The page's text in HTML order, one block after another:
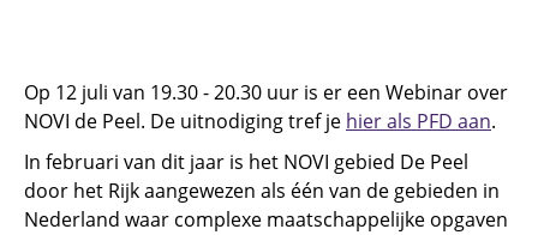
Op 12 juli van 19.30 - 20.30 uur is er een Webinar over
NOVI de Peel. De uitnodiging tref je hier als PFD aan.
In februari van dit jaar is het NOVI gebied De Peel
door het Rijk aangewezen als één van de gebieden in
Nederland waar complexe maatschappelijke opgaven